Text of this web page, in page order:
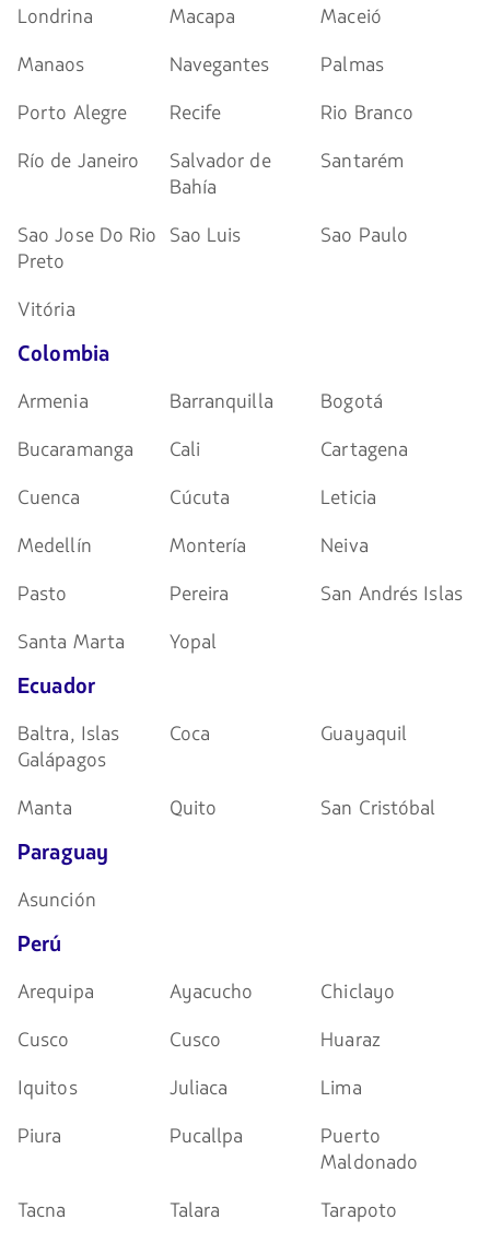
Londrina Macapa
Maceió
Manaos
Navegantes
Palmas
Porto Alegre
Recife
Rio Branco
Río de Janeiro
Salvador de
Bahía
Santarém
Sao Jose Do Rio
Preto
Sao Luis Sao Paulo
Vitória
Colombia
Armenia Barranquilla
Bogotá
Bucaramanga
Cali
Cartagena
Cuenca
Cúcuta
Leticia
Medellín
Montería
Neiva
Pasto
Pereira
San Andrés Islas
Santa Marta
Yopal
Ecuador
Baltra, Islas
Galápagos
Coca Guayaquil
Manta Quito San Cristóbal
Paraguay
Asunción
Perú
Arequipa Ayacucho
Chiclayo
Cusco
Cusco
Huaraz
Iquitos
Juliaca
Lima
Piura
Pucallpa
Puerto
Maldonado
Tacna
Talara
Tarapoto